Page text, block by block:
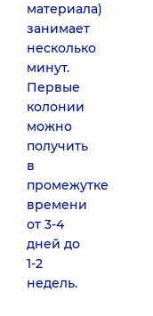
материала)
занимает
несколько
минут.
Первые
колонии
можно
получить
в
промежутке
времени
от 3-4
дней до
1-2
недель.